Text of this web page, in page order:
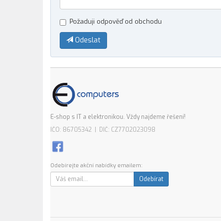
Požaduji odpověď od obchodu
Odeslat
E-shop s IT a elektronikou. Vždy najdeme řešení!
IČO: 86705342 | DIČ: CZ7702023098
Odebírejte akční nabídky emailem:
Odebírat